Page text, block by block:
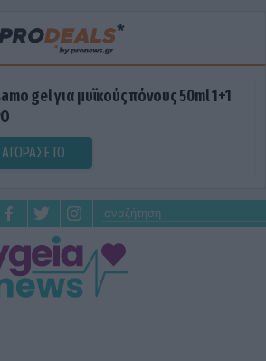
gel για μυϊκούς πόνους 50ml 1+1
ΑΓΟΡΑΣΕ ΤΟ